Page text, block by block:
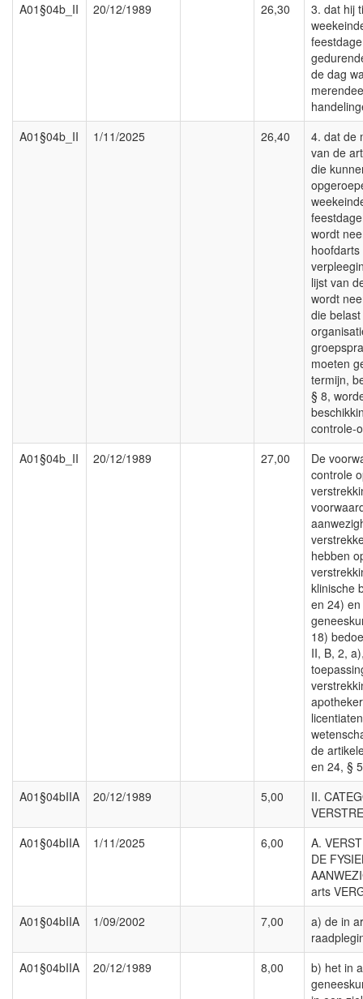
A01§04b_II
20/12/1989 26,30
3. dat hij
de dag
A01§04b_II
1/11/2025 26,40
4. dat de
van de
die
wordt
lijst van
wordt
die
moeten
termijn,
§ 8,
controle-
A01§04b_II
20/12/1989 27,00
De
controle
hebben
klinische
en 24)
18)
II, B, 2,
de
en 24, §
A01§04bIIA
20/12/1989 5,00
II.
A01§04bIIA
1/11/2025 6,00
A.
DE
arts
A01§04bIIA
1/09/2002 7,00
a) de in
A01§04bIIA
20/12/1989 8,00
b) het in